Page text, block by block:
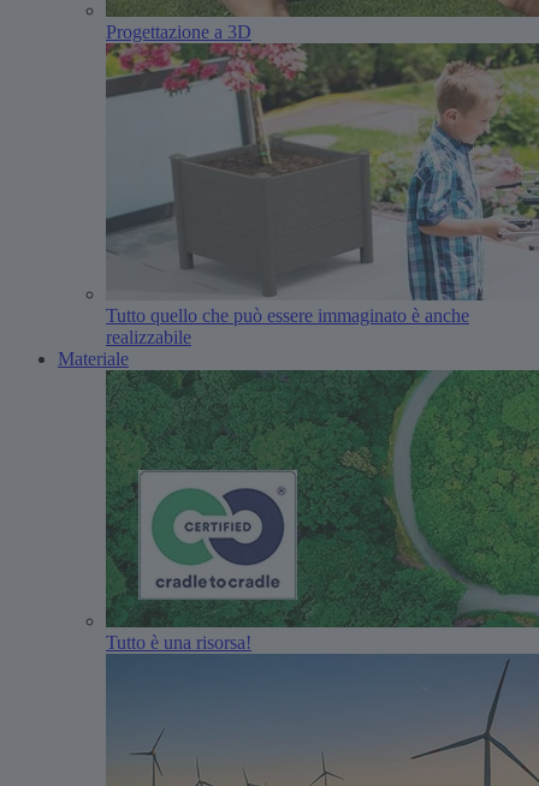
Progettazione a 3D
Tutto quello che può essere immaginato è anche
realizzabile
Materiale
Tutto è una risorsa!